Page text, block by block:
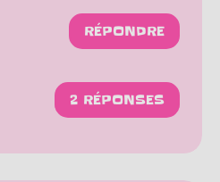
les réactions
RÉPONDRE
2 RÉPONSES